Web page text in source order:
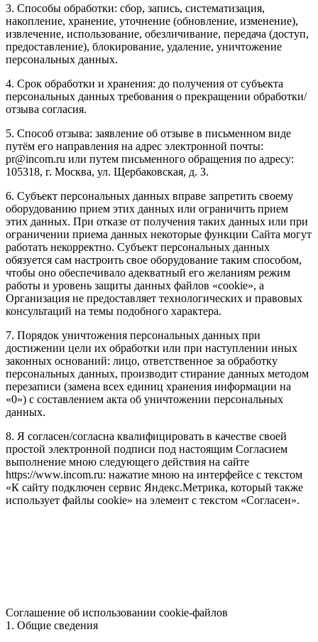
3. Способы обработки: сбор, запись, систематизация,
накопление, хранение, уточнение (обновление, изменение),
извлечение, использование, обезличивание, передача (доступ,
предоставление), блокирование, удаление, уничтожение
персональных данных.
4. Срок обработки и хранения: до получения от субъекта
персональных данных требования о прекращении обработки/
отзыва согласия.
5. Способ отзыва: заявление об отзыве в письменном виде
путём его направления на адрес электронной почты:
pr@incom.ru или путем письменного обращения по адресу:
105318, г. Москва, ул. Щербаковская, д. 3.
6. Субъект персональных данных вправе запретить своему
оборудованию прием этих данных или ограничить прием
этих данных. При отказе от получения таких данных или при
ограничении приема данных некоторые функции Сайта могут
работать некорректно. Субъект персональных данных
обязуется сам настроить свое оборудование таким способом,
чтобы оно обеспечивало адекватный его желаниям режим
работы и уровень защиты данных файлов «cookie», а
Организация не предоставляет технологических и правовых
консультаций на темы подобного характера.
7. Порядок уничтожения персональных данных при
достижении цели их обработки или при наступлении иных
законных оснований: лицо, ответственное за обработку
персональных данных, производит стирание данных методом
перезаписи (замена всех единиц хранения информации на
«0») с составлением акта об уничтожении персональных
данных.
8. Я согласен/согласна квалифицировать в качестве своей
простой электронной подписи под настоящим Согласием
выполнение мною следующего действия на сайте
https://www.incom.ru: нажатие мною на интерфейсе с текстом
«К сайту подключен сервис Яндекс.Метрика, который также
использует файлы cookie» на элемент с текстом «Согласен».
Соглашение об использовании cookie-файлов
1. Общие сведения